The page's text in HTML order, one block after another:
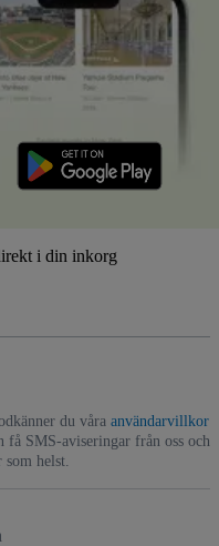
i din inkorg
du våra användarvillkor
få SMS-aviseringar från oss och
helst.